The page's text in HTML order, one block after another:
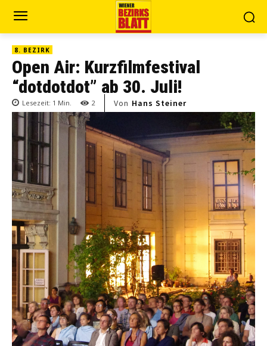
8. BEZIRK
Open Air: Kurzfilmfestival
“dotdotdot” ab 30. Juli!
Lesezeit: 1 Min. 2 Von Hans Steiner